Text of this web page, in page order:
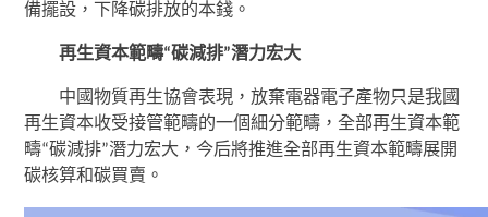
備擺設，下降碳排放的本錢。
再生資本範疇“碳減排”潛力宏大
中國物質再生協會表現，放棄電器電子產物只是我國
再生資本收受接管範疇的一個細分範疇，全部再生資本範
疇“碳減排”潛力宏大，今后將推進全部再生資本範疇展開
碳核算和碳買賣。